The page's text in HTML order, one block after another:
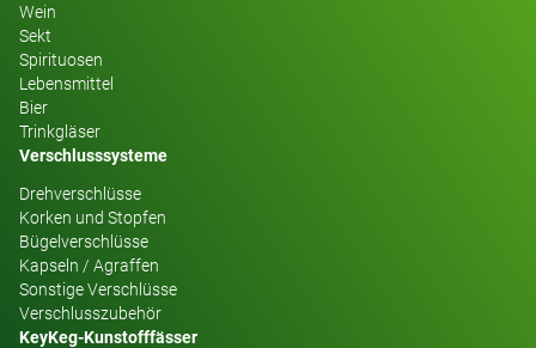
Wein
Sekt
Spirituosen
Lebensmittel
Bier
Trinkgläser
Verschlusssysteme
Drehverschlüsse
Korken und Stopfen
Bügelverschlüsse
Kapseln / Agraffen
Sonstige Verschlüsse
Verschlusszubehör
KeyKeg-Kunstofffässer